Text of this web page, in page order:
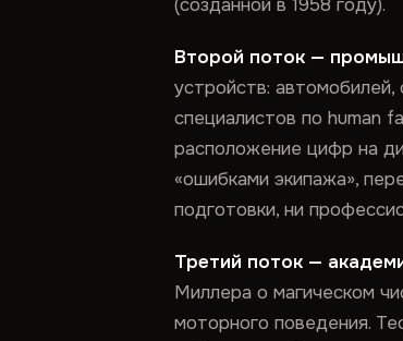
(созданной в 1958 году).
Второй поток —
устройств:
специалистов по human
расположение цифр на
«ошибками экипажа»,
подготовки, ни
Третий поток —
Миллера о магическом
моторного поведения.